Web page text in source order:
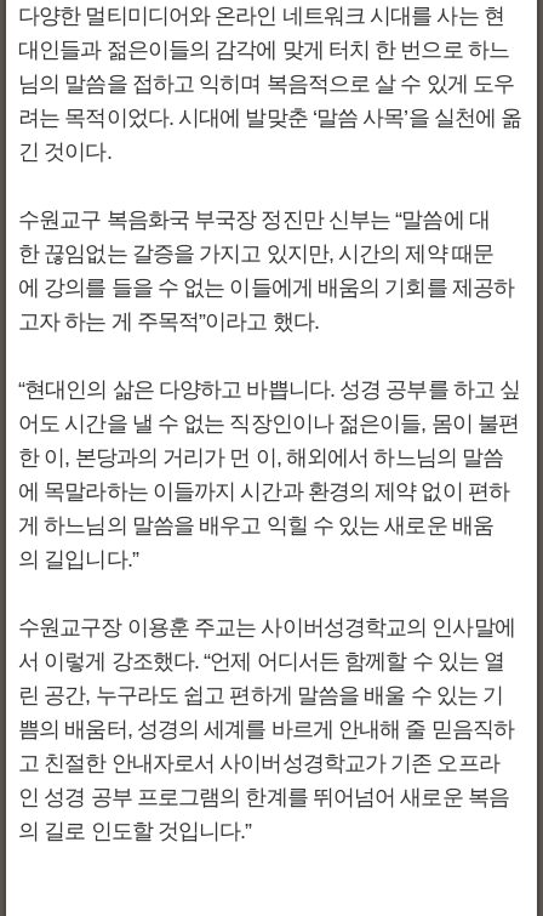
다양한 멀티미디어와 온라인 네트워크 시대를 사는 현
대인들과 젊은이들의 감각에 맞게 터치 한 번으로 하느
님의 말씀을 접하고 익히며 복음적으로 살 수 있게 도우
려는 목적이었다. 시대에 발맞춘 ‘말씀 사목’을 실천에 옮
긴 것이다.
수원교구 복음화국 부국장 정진만 신부는 “말씀에 대
한 끊임없는 갈증을 가지고 있지만, 시간의 제약 때문
에 강의를 들을 수 없는 이들에게 배움의 기회를 제공하
고자 하는 게 주목적”이라고 했다.
“현대인의 삶은 다양하고 바쁩니다. 성경 공부를 하고 싶
어도 시간을 낼 수 없는 직장인이나 젊은이들, 몸이 불편
한 이, 본당과의 거리가 먼 이, 해외에서 하느님의 말씀
에 목말라하는 이들까지 시간과 환경의 제약 없이 편하
게 하느님의 말씀을 배우고 익힐 수 있는 새로운 배움
의 길입니다.”
수원교구장 이용훈 주교는 사이버성경학교의 인사말에
서 이렇게 강조했다. “언제 어디서든 함께할 수 있는 열
린 공간, 누구라도 쉽고 편하게 말씀을 배울 수 있는 기
쁨의 배움터, 성경의 세계를 바르게 안내해 줄 믿음직하
고 친절한 안내자로서 사이버성경학교가 기존 오프라
인 성경 공부 프로그램의 한계를 뛰어넘어 새로운 복음
의 길로 인도할 것입니다.”